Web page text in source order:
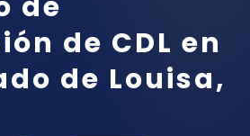
de CDL en
de Louisa,